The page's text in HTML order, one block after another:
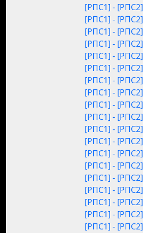
[РПС1] - [РПС2]
[РПС1] - [РПС2]
[РПС1] - [РПС2]
[РПС1] - [РПС2]
[РПС1] - [РПС2]
[РПС1] - [РПС2]
[РПС1] - [РПС2]
[РПС1] - [РПС2]
[РПС1] - [РПС2]
[РПС1] - [РПС2]
[РПС1] - [РПС2]
[РПС1] - [РПС2]
[РПС1] - [РПС2]
[РПС1] - [РПС2]
[РПС1] - [РПС2]
[РПС1] - [РПС2]
[РПС1] - [РПС2]
[РПС1] - [РПС2]
[РПС1] - [РПС2]